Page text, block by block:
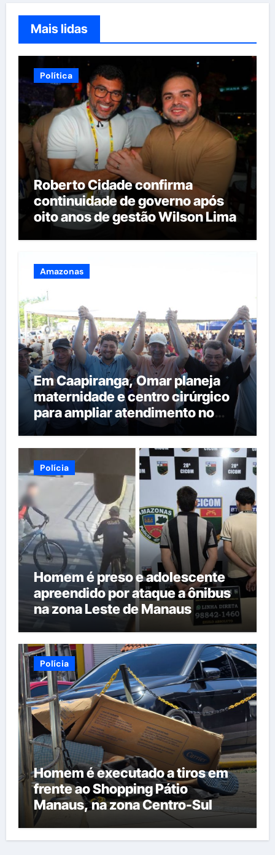
Mais lidas
Política
Roberto Cidade confirma
continuidade de governo após
oito anos de gestão Wilson Lima
Amazonas
Em Caapiranga, Omar planeja
maternidade e centro cirúrgico
para ampliar atendimento no
interior
Polícia
Homem é preso e adolescente
apreendido por ataque a ônibus
na zona Leste de Manaus
Polícia
Homem é executado a tiros em
frente ao Shopping Pátio
Manaus, na zona Centro-Sul